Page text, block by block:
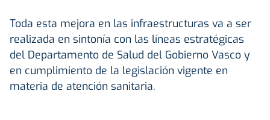
Toda esta mejora en las infraestructuras va a ser
realizada en sintonía con las líneas estratégicas
del Departamento de Salud del Gobierno Vasco y
en cumplimiento de la legislación vigente en
materia de atención sanitaria.